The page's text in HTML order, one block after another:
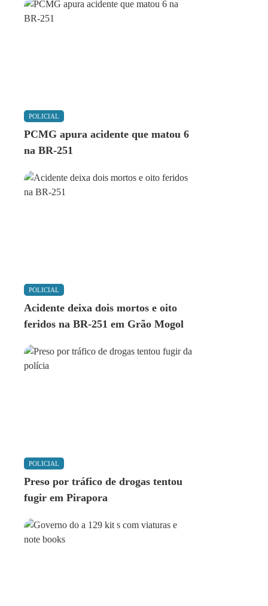
POLICIAL
PCMG apura acidente que matou 6
na BR-251
POLICIAL
Acidente deixa dois mortos e oito
feridos na BR-251 em Grão Mogol
POLICIAL
Preso por tráfico de drogas tentou
fugir em Pirapora